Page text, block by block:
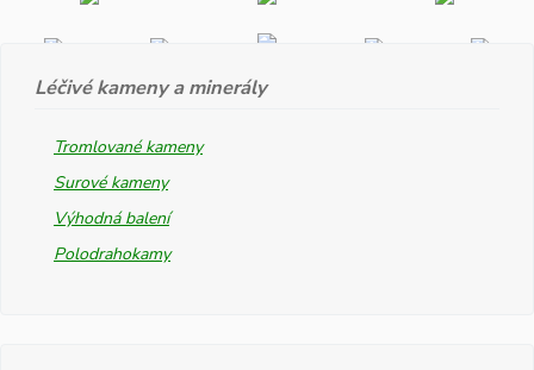
Léčivé kameny a minerály
Tromlované kameny
Surové kameny
Výhodná balení
Polodrahokamy